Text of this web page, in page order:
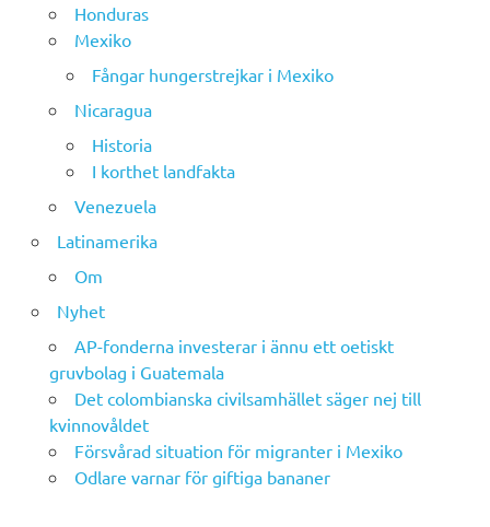
Honduras
Mexiko
Fångar hungerstrejkar i Mexiko
Nicaragua
Historia
I korthet landfakta
Venezuela
Latinamerika
Om
Nyhet
AP-fonderna investerar i ännu ett oetiskt
gruvbolag i Guatemala
Det colombianska civilsamhället säger nej till
kvinnovåldet
Försvårad situation för migranter i Mexiko
Odlare varnar för giftiga bananer